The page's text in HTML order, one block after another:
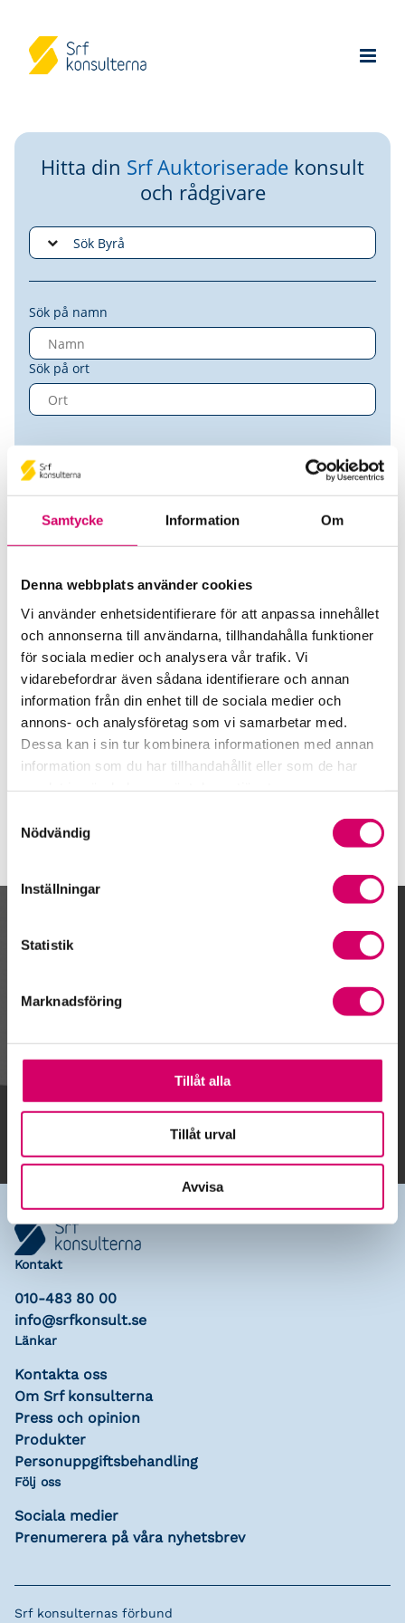
Samtycke Information Om
Denna webbplats använder cookies
Vi använder enhetsidentifierare för att anpassa innehållet
och annonserna till användarna, tillhandahålla funktioner
för sociala medier och analysera vår trafik. Vi
vidarebefordrar även sådana identifierare och annan
information från din enhet till de sociala medier och
annons- och analysföretag som vi samarbetar med.
Dessa kan i sin tur kombinera informationen med annan
information som du har tillhandahållit eller som de har
Nödvändig
Inställningar
Statistik
Marknadsföring
Tillåt alla
Tillåt urval
Avvisa
Hitta din Srf Auktoriserade konsult
och rådgivare
Sök på namn
Sök på ort
AQT Consulting AB
Srf Auktoriserade konsulter
Carl-Johan Almqvist
Auktoriserad Redovisningskonsult
Kungsbacka
Kalendarium
Lägg till i kalender
Kontakt
010-483 80 00
info@srfkonsult.se
Länkar
Kontakta oss
Om Srf konsulterna
Press och opinion
Produkter
Personuppgiftsbehandling
Följ oss
Sociala medier
Prenumerera på våra nyhetsbrev
Srf konsulternas förbund